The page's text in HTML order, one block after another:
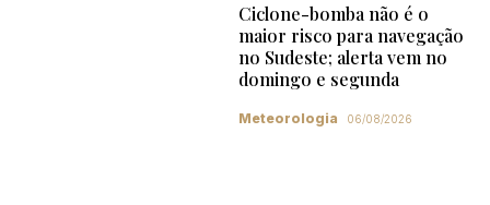
Ciclone-bomba não é o
maior risco para navegação
no Sudeste; alerta vem no
domingo e segunda
Meteorologia 06/08/2026